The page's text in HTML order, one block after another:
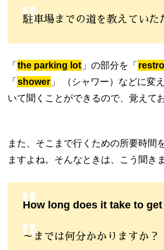
駐車場までの道を教えていた
「 the parking lot 」の部分を 「
「 shower 」
（シャワー）などに変
いて聞くことができるので、覚えて
また、そこまで行くための所要時間
ますよね。そんなときは、こう聞き
How long does it take to get
～までは何分かかりますか？